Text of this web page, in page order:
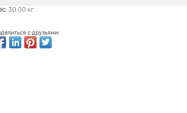
30.00 кг
с друзьями: